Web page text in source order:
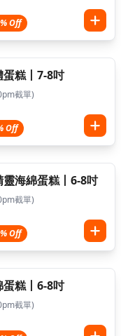
Off
糕丨7-8吋
截單)
Off
海綿蛋糕丨6-8吋
截單)
Off
糕丨6-8吋
截單)